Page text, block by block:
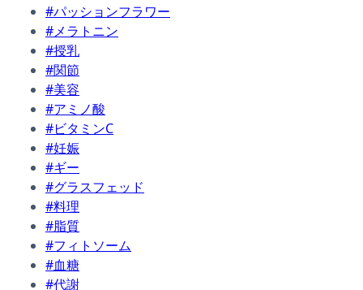
#パッションフラワー
#メラトニン
#授乳
#関節
#美容
#アミノ酸
#ビタミンC
#妊娠
#ギー
#グラスフェッド
#料理
#脂質
#フィトソーム
#血糖
#代謝